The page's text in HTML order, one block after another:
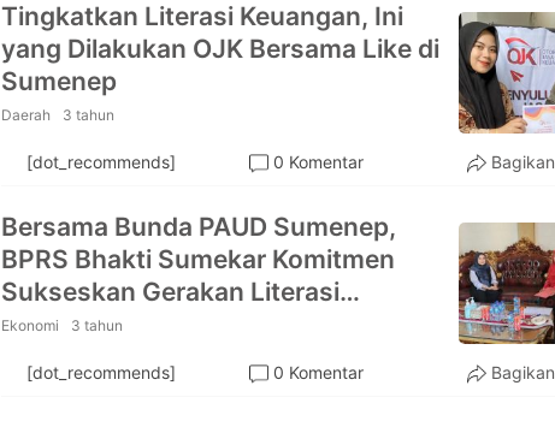
Tingkatkan Literasi Keuangan, Ini
yang Dilakukan OJK Bersama Like di
Sumenep
Daerah 3 tahun
[dot_recommends] 0 Komentar Bagikan
Bersama Bunda PAUD Sumenep,
BPRS Bhakti Sumekar Komitmen
Sukseskan Gerakan Literasi
Keuangan
Ekonomi 3 tahun
[dot_recommends] 0 Komentar Bagikan